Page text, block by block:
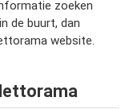
zoeken
de buurt, dan
website.